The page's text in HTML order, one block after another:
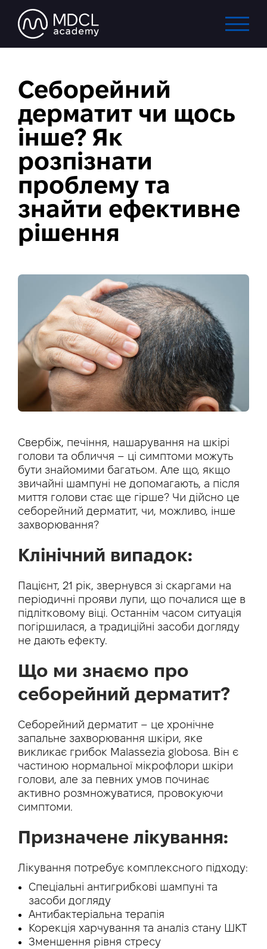
Себорейний
дерматит чи щось
інше? Як
розпізнати
проблему та
знайти ефективне
рішення
Свербіж, печіння, нашарування на шкірі
голови та обличчя – ці симптоми можуть
бути знайомими багатьом. Але що, якщо
звичайні шампуні не допомагають, а після
миття голови стає ще гірше? Чи дійсно це
себорейний дерматит, чи, можливо, інше
захворювання?
Клінічний випадок:
Пацієнт, 21 рік, звернувся зі скаргами на
періодичні прояви лупи, що почалися ще в
підлітковому віці. Останнім часом ситуація
погіршилася, а традиційні засоби догляду
не дають ефекту.
Що ми знаємо про
себорейний дерматит?
Себорейний дерматит – це хронічне
запальне захворювання шкіри, яке
викликає грибок Malassezia globosa. Він є
частиною нормальної мікрофлори шкіри
голови, але за певних умов починає
активно розмножуватися, провокуючи
симптоми.
Призначене лікування:
Лікування потребує комплексного підходу:
Спеціальні антигрибкові шампуні та
засоби догляду
Антибактеріальна терапія
Корекція харчування та аналіз стану ШКТ
Зменшення рівня стресу